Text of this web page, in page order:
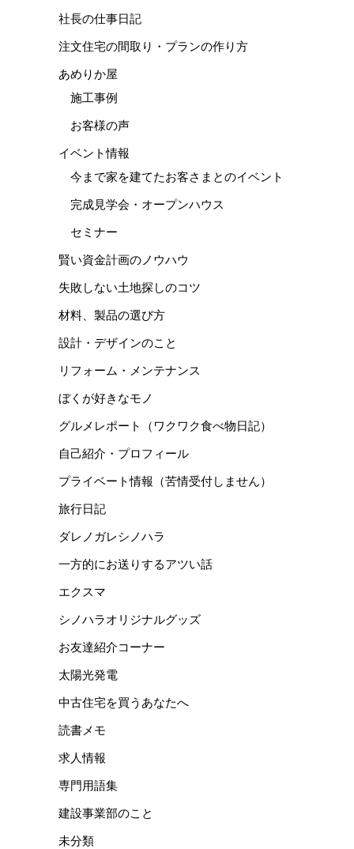
社長の仕事日記
注文住宅の間取り・プランの作り方
あめりか屋
施工事例
お客様の声
イベント情報
今まで家を建てたお客さまとのイベント
完成見学会・オープンハウス
セミナー
賢い資金計画のノウハウ
失敗しない土地探しのコツ
材料、製品の選び方
設計・デザインのこと
リフォーム・メンテナンス
ぼくが好きなモノ
グルメレポート（ワクワク食べ物日記）
自己紹介・プロフィール
プライベート情報（苦情受付しません）
旅行日記
ダレノガレシノハラ
一方的にお送りするアツい話
エクスマ
シノハラオリジナルグッズ
お友達紹介コーナー
太陽光発電
中古住宅を買うあなたへ
読書メモ
求人情報
専門用語集
建設事業部のこと
未分類